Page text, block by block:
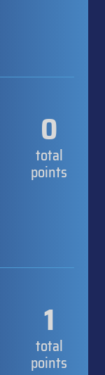
0
total
points
1
total
points